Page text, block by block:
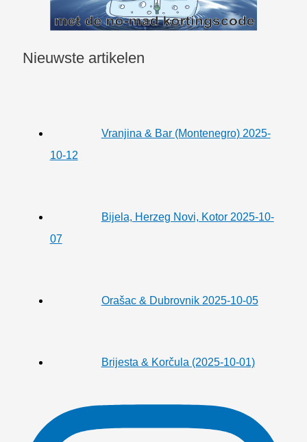
Nieuwste artikelen
Vranjina & Bar (Montenegro) 2025-
10-12
Bijela, Herzeg Novi, Kotor 2025-10-
07
Orašac & Dubrovnik 2025-10-05
Brijesta & Korčula (2025-10-01)